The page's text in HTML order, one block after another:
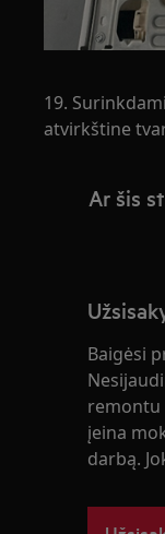
19.
atvirkštine
Ar šis
Baigėsi
remontu
įeina
darbą.